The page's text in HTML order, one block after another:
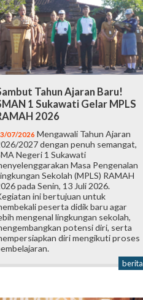
Tahun Ajaran Baru!
1 Sukawati Gelar MPLS
2026
07/2026 Mengawali Tahun Ajaran
2027 dengan penuh semangat,
Negeri 1 Sukawati
Masa Pengenalan
Sekolah (MPLS) RAMAH
pada Senin, 13 Juli 2026.
ini bertujuan untuk
peserta didik baru agar
mengenal lingkungan sekolah,
potensi diri, serta
diri mengikuti proses
berita